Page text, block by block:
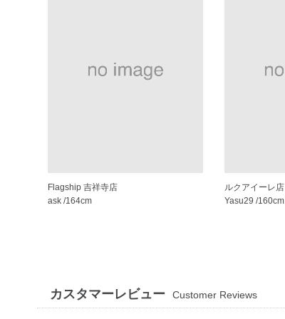
Flagship 吉祥寺店
ask /164cm
Yasu29 /160cm
カスタマーレビュー Customer Reviews